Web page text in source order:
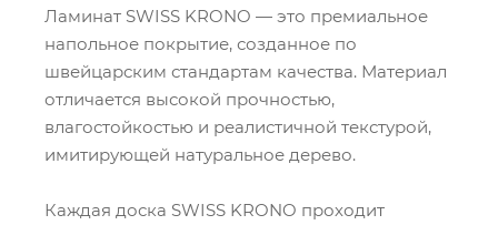
Ламинат SWISS KRONO — это премиальное
напольное покрытие, созданное по
швейцарским стандартам качества. Материал
отличается высокой прочностью,
влагостойкостью и реалистичной текстурой,
имитирующей натуральное дерево.
Каждая доска SWISS KRONO проходит